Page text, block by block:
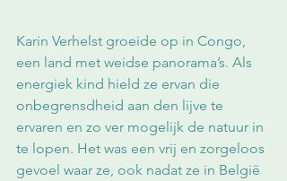
Karin Verhelst groeide op in Congo,
een land met weidse panorama’s. Als
energiek kind hield ze ervan die
onbegrensdheid aan den lijve te
ervaren en zo ver mogelijk de natuur in
te lopen. Het was een vrij en zorgeloos
gevoel waar ze, ook nadat ze in België